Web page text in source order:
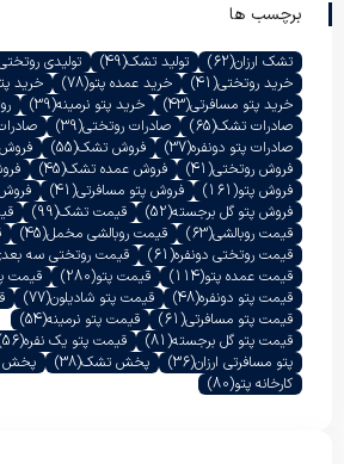
برچسب ها
تشک ارزان(62) تولید تشک(49) تولیدی
خرید روتختی(41) خرید عمده پتو(78) خرید
خرید پتو مسافرتی(43) خرید پتو نرمینه(39)
صادرات تشک(65) صادرات روتختی(39)
صادرات پتو دونفره(37) فروش تشک(55)
فروش روتختی(41) فروش عمده تشک(45)
فروش پتو(161) فروش پتو مسافرتی(41) فروش
فروش پتو گل برجسته(52) قیمت تشک(99)
قیمت روبالشی(63) قیمت روبالشی مخمل(45)
قیمت روتختی دونفره(61) قیمت روتختی سه
قیمت عمده پتو(114) قیمت پتو(280) قیمت
قیمت پتو دونفره(48) قیمت پتو شادیلون(77)
قیمت پتو مسافرتی(61) قیمت پتو نرمینه(54)
قیمت پتو گل برجسته(81) قیمت پتو یک نفره(56)
پتو مسافرتی ارزان(36) پخش تشک(38) پخش
کارخانه پتو(80)